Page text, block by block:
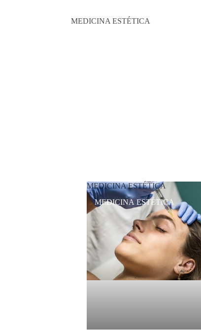
MEDICINA ESTÉTICA
MEDICINA ESTÉTICA
MEDICINA ESTÉTICA